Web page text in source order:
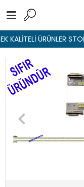
KALİTELİ ÜRÜNLER